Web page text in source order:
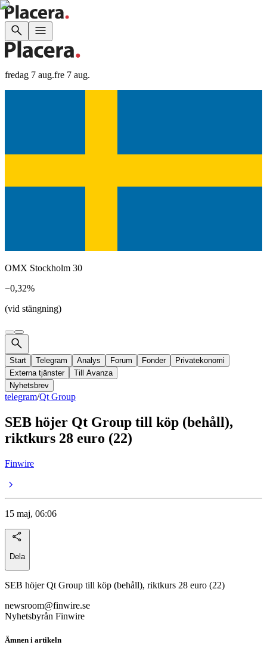
fredag 7 aug.fre 7 aug.
OMX Stockholm 30
−0,32%
(vid stängning)
Start Telegram Analys Forum Fonder
Privatekonomi
Externa tjänster
Till Avanza
Nyhetsbrev
telegram/Qt Group
SEB höjer Qt Group till köp (behåll),
riktkurs 28 euro (22)
Finwire
15 maj, 06:06
Dela
SEB höjer Qt Group till köp (behåll), riktkurs 28 euro (22)
newsroom@finwire.se
Nyhetsbyrån Finwire
Ämnen i artikeln